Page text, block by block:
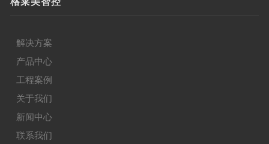
解决方案
产品中心
工程案例
关于我们
新闻中心
联系我们